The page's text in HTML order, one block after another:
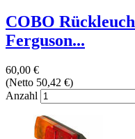
COBO
Ferguson...
60,00 €
(Netto 50,42 €)
Anzahl